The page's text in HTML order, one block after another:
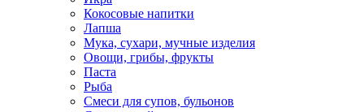
Кокосовые напитки
Лапша
Мука, сухари, мучные изделия
Овощи, грибы, фрукты
Паста
Рыба
Смеси для супов, бульонов